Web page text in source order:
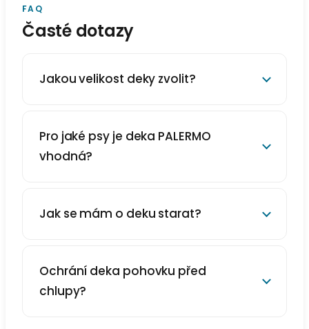
FAQ
Časté dotazy
Jakou velikost deky zvolit?
Pro jaké psy je deka PALERMO
vhodná?
Jak se mám o deku starat?
Ochrání deka pohovku před
chlupy?